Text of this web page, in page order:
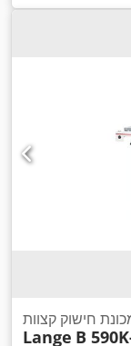
חישוק קצוות
Lange B